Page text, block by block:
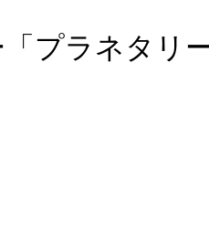
「プラネタ